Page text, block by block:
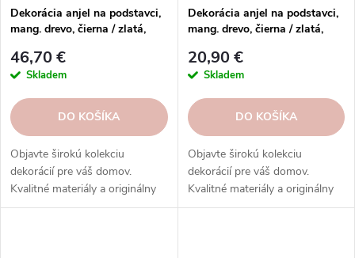
Dekorácia anjel na podstavci,
mang. drevo, čierna / zlatá,
46,70 €
Skladem
DO KOŠÍKA
Objavte širokú kolekciu
dekorácií pre váš domov.
Kvalitné materiály a originálny
dizajn. Inšpirujte sa v našom e-
Dekorácia anjel na podstavci,
mang. drevo, čierna / zlatá,
20,90 €
Skladem
DO KOŠÍKA
Objavte širokú kolekciu
dekorácií pre váš domov.
Kvalitné materiály a originálny
dizajn. Inšpirujte sa v našom e-